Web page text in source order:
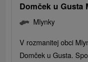
Domček u Gusta
Mlynky
V rozmanitej obci
Domček u Gusta.